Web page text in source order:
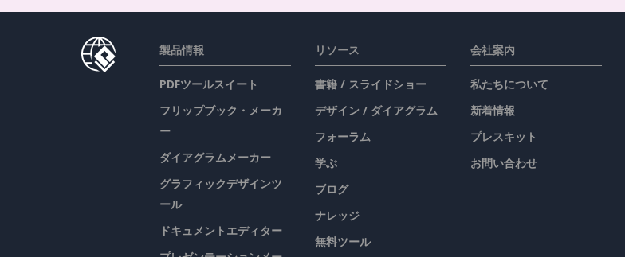
製品情報
PDFツールスイート
フリップブック・メーカ
ー
ダイアグラムメーカー
グラフィックデザインツ
ール
ドキュメントエディター
リソース
書籍 / スライドショー
デザイン / ダイアグラム
フォーラム
学ぶ
ブログ
ナレッジ
無料ツール
会社案内
私たちについて
新着情報
プレスキット
お問い合わせ